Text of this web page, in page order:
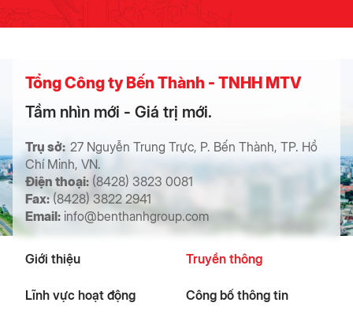
Tổng Công ty Bến Thành - TNHH MTV
Tầm nhìn mới - Giá trị mới.
Trụ sở: 27 Nguyễn Trung Trực, P. Bến Thành, TP. Hồ
Chí Minh, VN.
Điện thoại: (8428) 3823 0081
Fax:(8428) 3822 2941
Email: info@benthanhgroup.com
Giới thiệu
Lĩnh vực hoạt động
Truyền thông
Công bố thông tin